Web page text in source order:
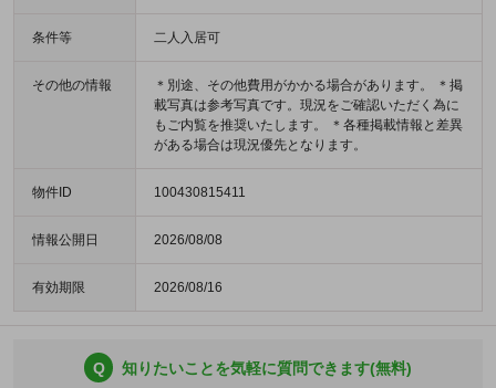
条件等 二人入居可
その他の情報
＊別途、その他費用がかかる場合があります。 ＊掲
載写真は参考写真です。現況をご確認いただく為に
もご内覧を推奨いたします。 ＊各種掲載情報と差異
がある場合は現況優先となります。
物件ID 100430815411
情報公開日 2026/08/08
有効期限 2026/08/16
Q 知りたいことを気軽に質問できます(無料)